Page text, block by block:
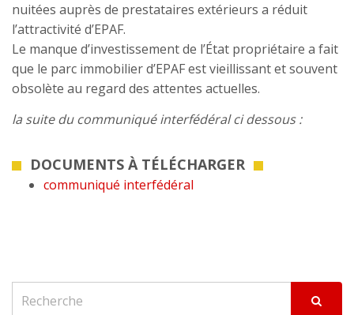
nuitées auprès de prestataires extérieurs a réduit
l’attractivité d’EPAF.
Le manque d’investissement de l’État propriétaire a fait
que le parc immobilier d’EPAF est vieillissant et souvent
obsolète au regard des attentes actuelles.
la suite du communiqué interfédéral ci dessous :
DOCUMENTS À TÉLÉCHARGER
communiqué interfédéral